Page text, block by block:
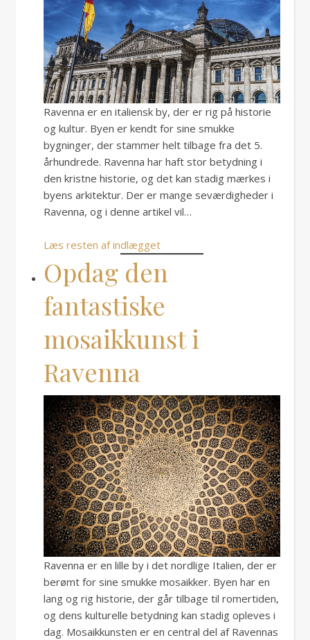
Ravenna er en italiensk by, der er rig på historie
og kultur. Byen er kendt for sine smukke
bygninger, der stammer helt tilbage fra det 5.
århundrede. Ravenna har haft stor betydning i
den kristne historie, og det kan stadig mærkes i
byens arkitektur. Der er mange seværdigheder i
Ravenna, og i denne artikel vil…
Læs resten af indlægget
Opdag den
fantastiske
mosaikkunst i
Ravenna
Ravenna er en lille by i det nordlige Italien, der er
berømt for sine smukke mosaikker. Byen har en
lang og rig historie, der går tilbage til romertiden,
og dens kulturelle betydning kan stadig opleves i
dag. Mosaikkunsten er en central del af Ravennas